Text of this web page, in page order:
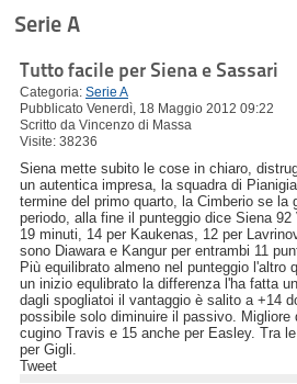
Serie A
Tutto facile per Siena e Sassari
Categoria: Serie A
Pubblicato Venerdì, 18 Maggio 2012 09:22
Scritto da Vincenzo di Massa
Visite: 38236
Siena mette subito le cose in chiaro,
un autentica impresa, la squadra di
termine del primo quarto, la Cimberio se
periodo, alla fine il punteggio dice Siena
19 minuti, 14 per Kaukenas, 12 per
sono Diawara e Kangur per entrambi 11
Più equilibrato almeno nel punteggio
un inizio equlibrato la differenza l'ha fatta
dagli spogliatoi il vantaggio è salito a +14
possibile solo diminuire il passivo.
cugino Travis e 15 anche per Easley. Tra
per Gigli.
Tweet